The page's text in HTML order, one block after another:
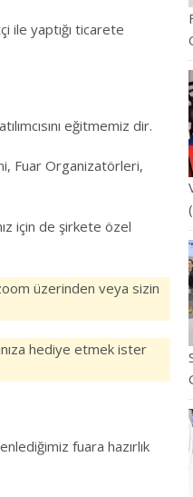
ile yaptığı ticarete
eğitmemiz dir.
Fuar Organizatörleri,
için de şirkete özel
üzerinden veya sizin
hediye etmek ister
fuara hazırlık